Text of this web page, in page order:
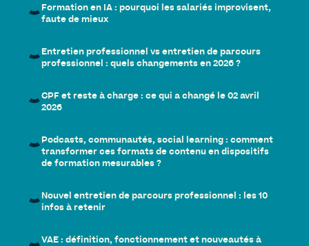
Formation en IA : pourquoi les salariés improvisent,
faute de mieux
Entretien professionnel vs entretien de parcours
professionnel : quels changements en 2026 ?
CPF et reste à charge : ce qui a changé le 02 avril
2026
Podcasts, communautés, social learning : comment
transformer ces formats de contenu en dispositifs
de formation mesurables ?
Nouvel entretien de parcours professionnel : les 10
infos à retenir
VAE : définition, fonctionnement et nouveautés à